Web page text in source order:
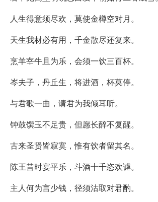
人生得意须尽欢，莫使金樽空对月。
天生我材必有用，千金散尽还复来。
烹羊宰牛且为乐，会须一饮三百杯。
岑夫子，丹丘生，将进酒，杯莫停。
与君歌一曲，请君为我倾耳听。
钟鼓馔玉不足贵，但愿长醉不复醒。
古来圣贤皆寂寞，惟有饮者留其名。
陈王昔时宴平乐，斗酒十千恣欢谑。
主人何为言少钱，径须沽取对君酌。